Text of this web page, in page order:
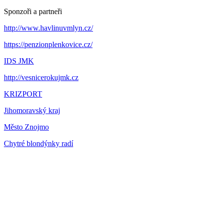
Sponzoři a partneři
http://www.havlinuvmlyn.cz/
https://penzionplenkovice.cz/
IDS JMK
http://vesnicerokujmk.cz
KRIZPORT
Jihomoravský kraj
Město Znojmo
Chytré blondýnky radí